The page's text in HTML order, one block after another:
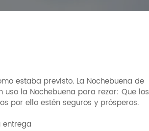
estaba previsto. La Nochebuena de
la Nochebuena para rezar: Que los
por ello estén seguros y prósperos.